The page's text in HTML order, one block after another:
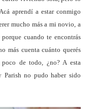
aprendí a estar conmigo
mucho más a mi novio, a
cuando te encontrás
más cuenta cuánto querés
de todo, ¿no? A esta
Parish no pudo haber sido